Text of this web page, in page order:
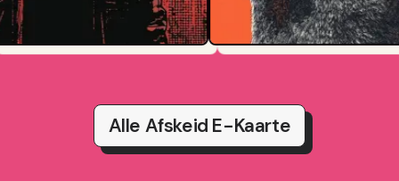
Alle Afskeid E-Kaarte